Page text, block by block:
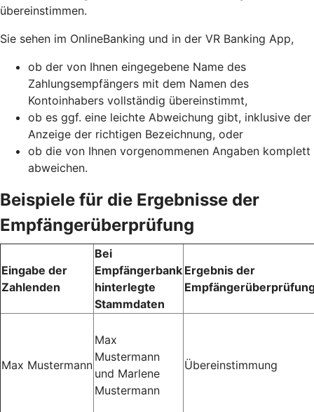
übereinstimmen.
Sie sehen im OnlineBanking und in der VR Banking App,
ob der von Ihnen eingegebene Name des
Zahlungsempfängers mit dem Namen des
Kontoinhabers vollständig übereinstimmt,
ob es ggf. eine leichte Abweichung gibt, inklusive der
Anzeige der richtigen Bezeichnung, oder
ob die von Ihnen vorgenommenen Angaben komplett
abweichen.
Beispiele für die Ergebnisse der
Empfängerüberprüfung
Eingabe der
Zahlenden
Bei
Empfängerbank
hinterlegte
Stammdaten
Ergebnis der
Max Mustermann
Max
Mustermann
und Marlene
Mustermann
Übereinstimmung